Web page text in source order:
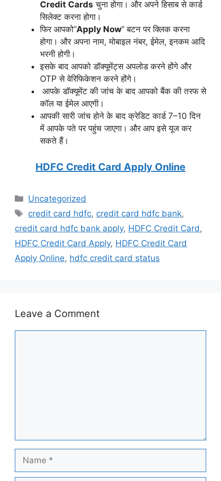
Credit Cards चुना होगा। और अपने हिसाब से कार्ड
सिलेक्ट करना होगा।
फिर आपको“Apply Now” बटन पर क्लिक करना
होगा। और अपना नाम, मोबाइल नंबर, ईमेल, इनकम आदि
भरनी होगी।
इसके बाद आपको डॉक्यूमेंट्स अपलोड करने होंगे और
OTP से वेरिफिकेशन करने होंगे।
आपके डॉक्यूमेंट की जांच के बाद आपको बैंक की तरफ से
कॉल या ईमेल आएगी।
आपकी सारी जांच होने के बाद क्रेडिट कार्ड 7–10 दिन
में आपके पते पर पहुंच जाएगा। और आप इसे यूज कर
सकते हैं।
HDFC Credit Card Apply Online
Categories
Uncategorized
Tags
credit card hdfc, credit card hdfc bank,
credit card hdfc bank apply, HDFC Credit Card,
HDFC Credit Card Apply, HDFC Credit Card
Apply Online, hdfc credit card status
Leave a Comment
Name